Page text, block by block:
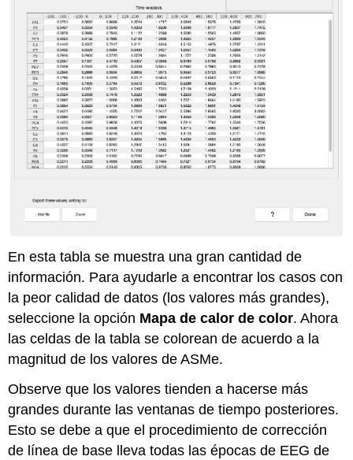
En esta tabla se muestra una gran cantidad de
información. Para ayudarle a encontrar los casos con
la peor calidad de datos (los valores más grandes),
seleccione la opción Mapa de calor de color. Ahora
las celdas de la tabla se colorean de acuerdo a la
magnitud de los valores de ASMe.
Observe que los valores tienden a hacerse más
grandes durante las ventanas de tiempo posteriores.
Esto se debe a que el procedimiento de corrección
de línea de base lleva todas las épocas de EEG de